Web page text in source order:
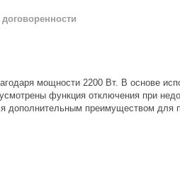
договоренности
мощности 2200 Вт. В основе
функция отключения при
дополнительным преимуществом для